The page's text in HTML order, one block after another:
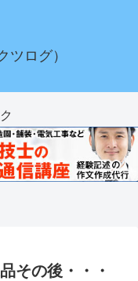
ツログ）
その後・・・